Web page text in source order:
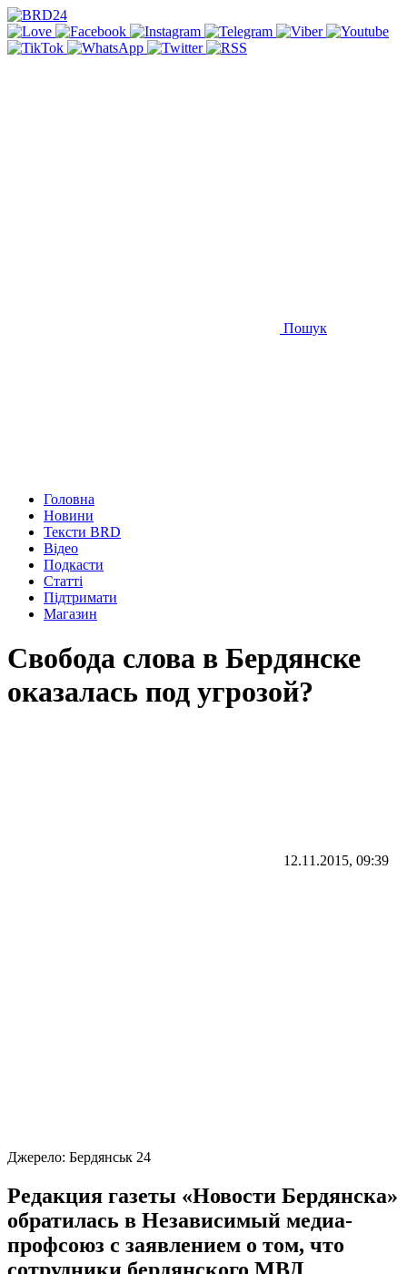
Пошук
Головна
Новини
Тексти BRD
Відео
Подкасти
Статті
Підтримати
Магазин
Свобода слова в Бердянске
оказалась под угрозой?
12.11.2015, 09:39
Джерело: Бердянськ 24
Редакция газеты «Новости Бердянска»
обратилась в Независимый медиа-
профсоюз с заявлением о том, что
сотрудники бердянского МВД